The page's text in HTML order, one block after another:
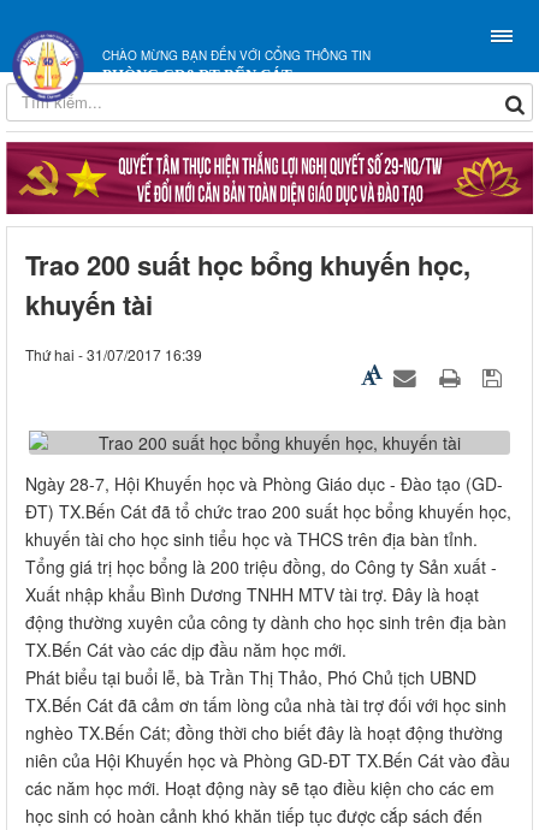
CHÀO MỪNG BẠN ĐẾN VỚI CỔNG THÔNG TIN
PHÒNG GD&ĐT BẾN CÁT
Trao 200 suất học bổng khuyến học,
khuyến tài
Thứ hai - 31/07/2017 16:39
Ngày 28-7, Hội Khuyến học và Phòng Giáo dục - Đào tạo (GD-
ĐT) TX.Bến Cát đã tổ chức trao 200 suất học bổng khuyến học,
khuyến tài cho học sinh tiểu học và THCS trên địa bàn tỉnh.
Tổng giá trị học bổng là 200 triệu đồng, do Công ty Sản xuất -
Xuất nhập khẩu Bình Dương TNHH MTV tài trợ. Đây là hoạt
động thường xuyên của công ty dành cho học sinh trên địa bàn
TX.Bến Cát vào các dịp đầu năm học mới.
Phát biểu tại buổi lễ, bà Trần Thị Thảo, Phó Chủ tịch UBND
TX.Bến Cát đã cảm ơn tấm lòng của nhà tài trợ đối với học sinh
nghèo TX.Bến Cát; đồng thời cho biết đây là hoạt động thường
niên của Hội Khuyến học và Phòng GD-ĐT TX.Bến Cát vào đầu
các năm học mới. Hoạt động này sẽ tạo điều kiện cho các em
học sinh có hoàn cảnh khó khăn tiếp tục được cắp sách đến